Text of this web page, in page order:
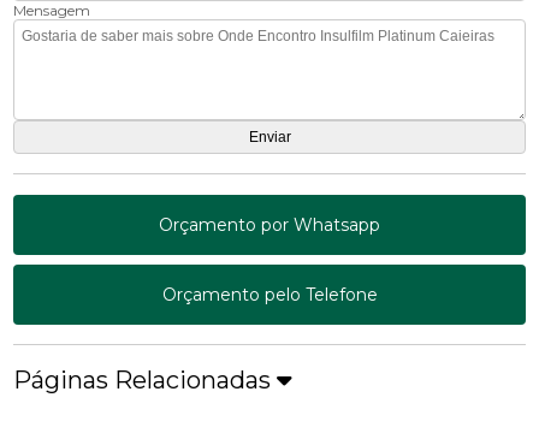
Mensagem
Orçamento por Whatsapp
Orçamento pelo Telefone
Páginas Relacionadas